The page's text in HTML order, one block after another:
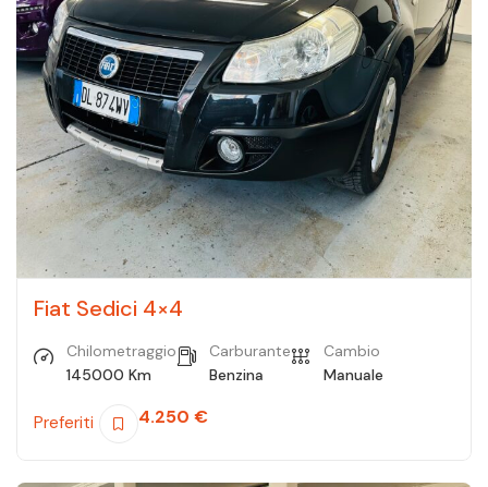
Fiat Sedici 4×4
Chilometraggio
145000 Km
Carburante
Benzina
Cambio
Manuale
Preferiti 4.250 €